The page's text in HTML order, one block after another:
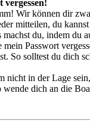
vergessen!
Wir können dir
mitteilen, du kannst
machst du, indem du
mein Passwort
So solltest du dich
nicht in der Lage
wende dich an die